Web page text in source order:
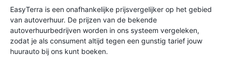
EasyTerra is een onafhankelijke prijsvergelijker op het gebied
van autoverhuur. De prijzen van de bekende
autoverhuurbedrijven worden in ons systeem vergeleken,
zodat je als consument altijd tegen een gunstig tarief jouw
huurauto bij ons kunt boeken.